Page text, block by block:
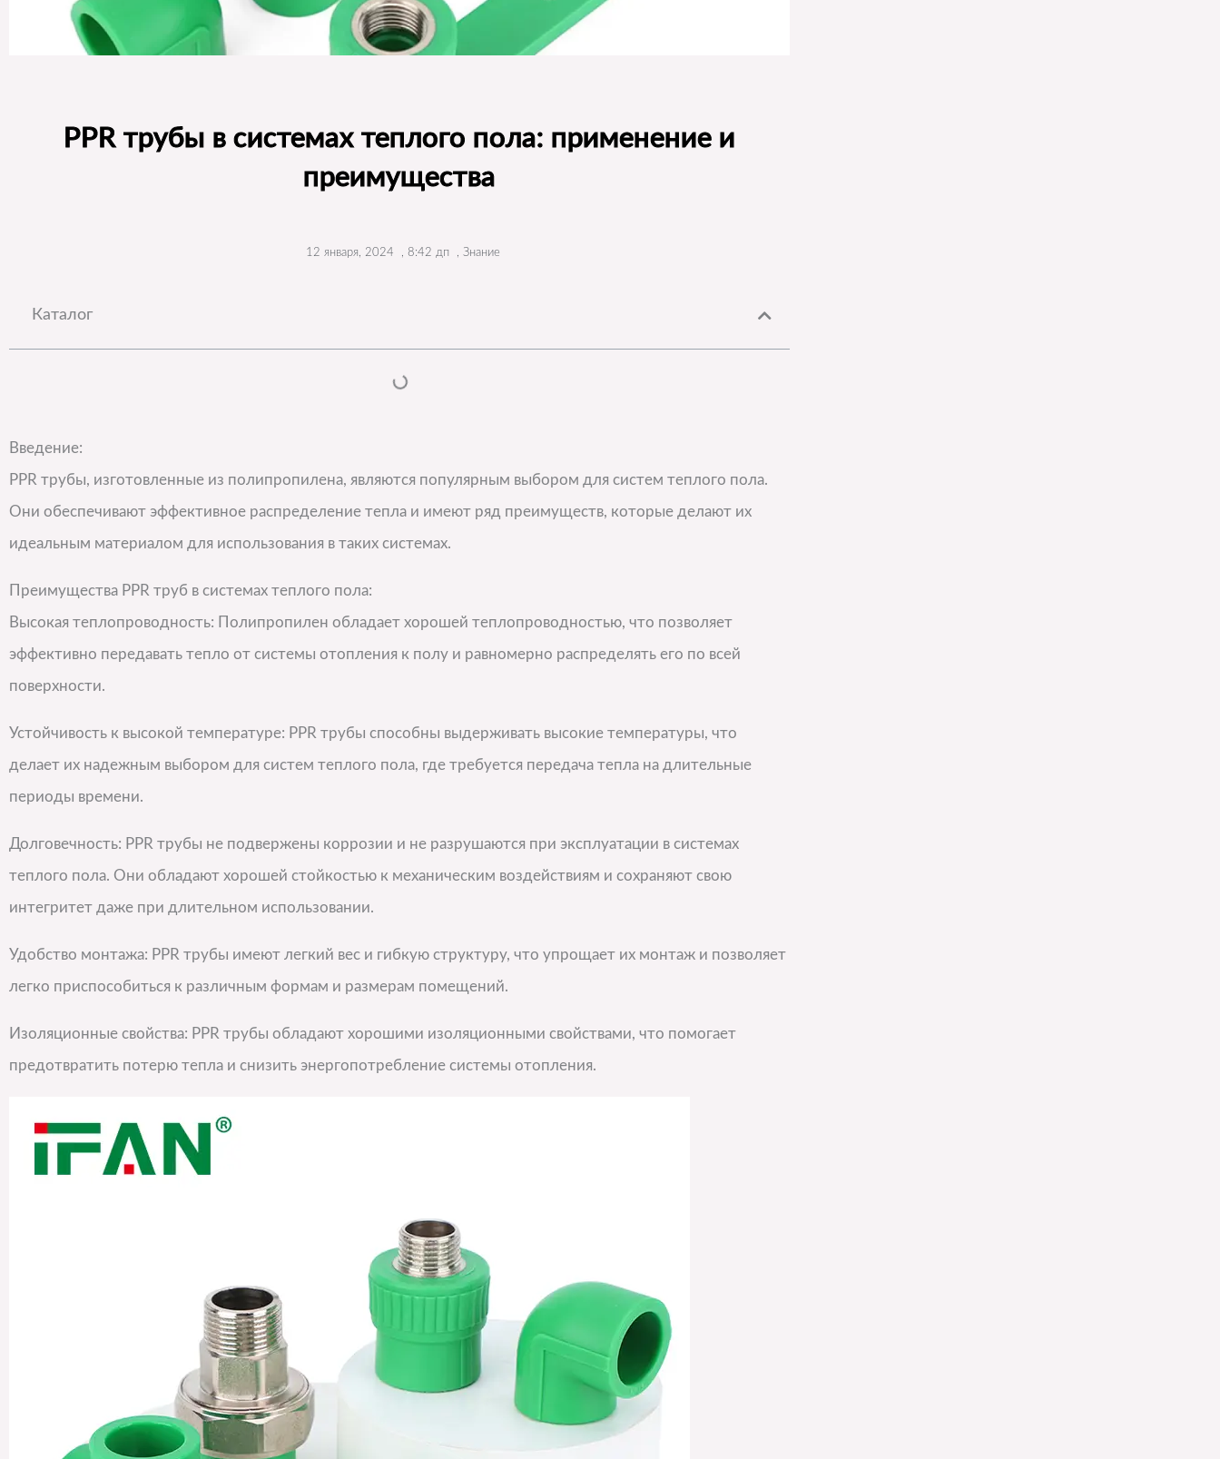
PPR трубы в системах теплого пола: применение и
преимущества
12 января, 2024 , 8:42 дп , Знание
Каталог
Введение:
PPR трубы, изготовленные из полипропилена, являются популярным выбором для систем теплого пола.
Они обеспечивают эффективное распределение тепла и имеют ряд преимуществ, которые делают их
идеальным материалом для использования в таких системах.
Преимущества PPR труб в системах теплого пола:
Высокая теплопроводность: Полипропилен обладает хорошей теплопроводностью, что позволяет
эффективно передавать тепло от системы отопления к полу и равномерно распределять его по всей
поверхности.
Устойчивость к высокой температуре: PPR трубы способны выдерживать высокие температуры, что
делает их надежным выбором для систем теплого пола, где требуется передача тепла на длительные
периоды времени.
Долговечность: PPR трубы не подвержены коррозии и не разрушаются при эксплуатации в системах
теплого пола. Они обладают хорошей стойкостью к механическим воздействиям и сохраняют свою
интегритет даже при длительном использовании.
Удобство монтажа: PPR трубы имеют легкий вес и гибкую структуру, что упрощает их монтаж и позволяет
легко приспособиться к различным формам и размерам помещений.
Изоляционные свойства: PPR трубы обладают хорошими изоляционными свойствами, что помогает
предотвратить потерю тепла и снизить энергопотребление системы отопления.